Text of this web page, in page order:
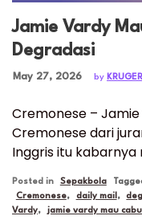
Jamie Vardy
Degradasi
Posted on
May 27, 2026 by
Cremonese –
Cremonese dari
Inggris itu kabarnya
Posted in Sepakbola
Cremonese, daily mail ,
Vardy, jamie vardy mau